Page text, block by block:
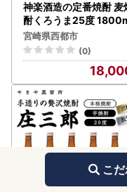
神楽酒造の定番焼酎 麦
酎くろうま25度
3本＜18-33a＞
宮崎県西都市
(0)
こ